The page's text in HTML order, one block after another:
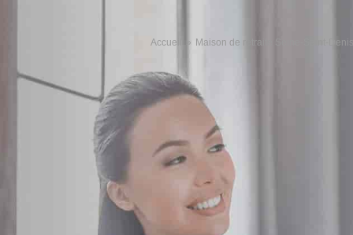
Accueil Maison de retraite Seine-Saint-Denis